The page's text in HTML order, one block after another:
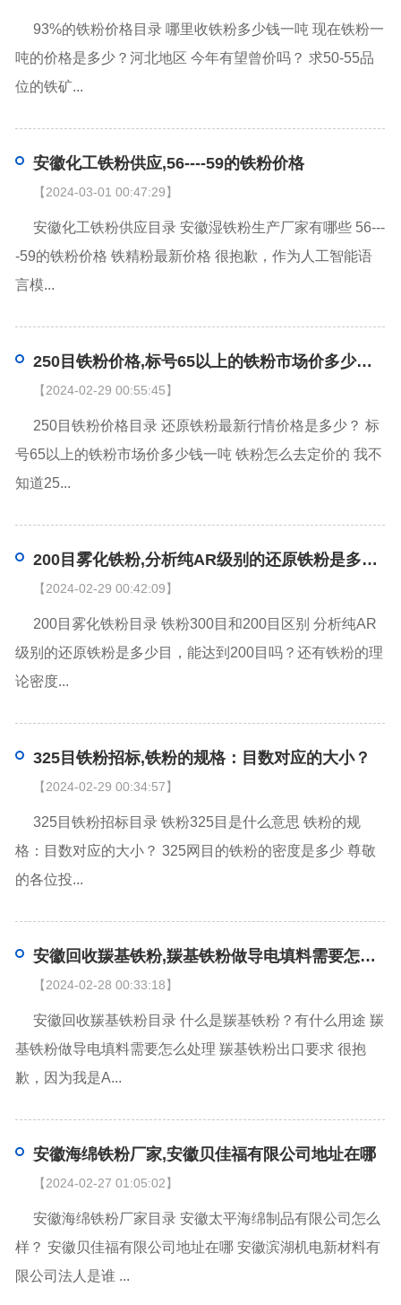
93%的铁粉价格目录 哪里收铁粉多少钱一吨 现在铁粉一
吨的价格是多少？河北地区 今年有望曾价吗？ 求50-55品
位的铁矿...
安徽化工铁粉供应,56----59的铁粉价格
【2024-03-01 00:47:29】
安徽化工铁粉供应目录 安徽湿铁粉生产厂家有哪些 56---
-59的铁粉价格 铁精粉最新价格 很抱歉，作为人工智能语
言模...
250目铁粉价格,标号65以上的铁粉市场价多少钱一吨
【2024-02-29 00:55:45】
250目铁粉价格目录 还原铁粉最新行情价格是多少？ 标
号65以上的铁粉市场价多少钱一吨 铁粉怎么去定价的 我不
知道25...
200目雾化铁粉,分析纯AR级别的还原铁粉是多少目，能达到200目吗？还有铁粉的理论密度是多少？
【2024-02-29 00:42:09】
200目雾化铁粉目录 铁粉300目和200目区别 分析纯AR
级别的还原铁粉是多少目，能达到200目吗？还有铁粉的理
论密度...
325目铁粉招标,铁粉的规格：目数对应的大小？
【2024-02-29 00:34:57】
325目铁粉招标目录 铁粉325目是什么意思 铁粉的规
格：目数对应的大小？ 325网目的铁粉的密度是多少 尊敬
的各位投...
安徽回收羰基铁粉,羰基铁粉做导电填料需要怎么处理
【2024-02-28 00:33:18】
安徽回收羰基铁粉目录 什么是羰基铁粉？有什么用途 羰
基铁粉做导电填料需要怎么处理 羰基铁粉出口要求 很抱
歉，因为我是A...
安徽海绵铁粉厂家,安徽贝佳福有限公司地址在哪
【2024-02-27 01:05:02】
安徽海绵铁粉厂家目录 安徽太平海绵制品有限公司怎么
样？ 安徽贝佳福有限公司地址在哪 安徽滨湖机电新材料有
限公司法人是谁 ...